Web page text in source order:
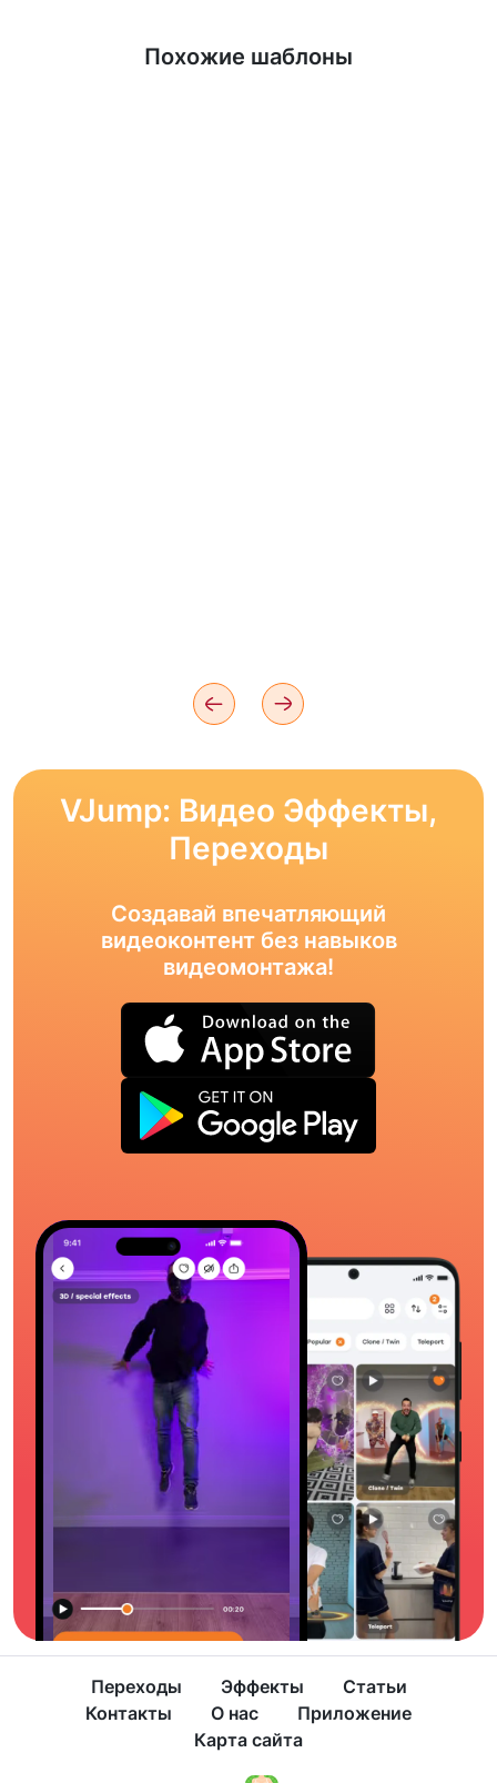
Похожие шаблоны
Узнать больше
VJump: Видео Эффекты,
Переходы
Создавай впечатляющий
видеоконтент без навыков
видеомонтажа!
Переходы Эффекты
Статьи
Контакты
О нас
Приложение
Карта сайта